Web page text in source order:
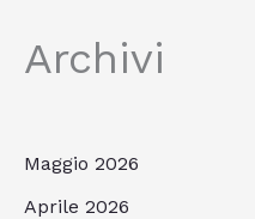
Archivi
Maggio 2026
Aprile 2026